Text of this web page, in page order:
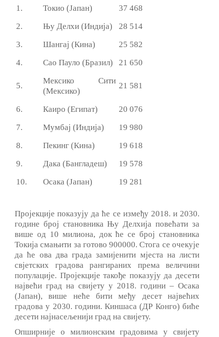
1. Токио (Јапан)
37 468
2.
Њу Делхи (Индија)
28 514
3.
Шангај (Кина)
25 582
4.
Сао Пауло (Бразил) 21 650
5.
Мексико Сити
(Мексико)
21 581
6. Каиро (Египат)
20 076
7.
Мумбај (Индија)
19 980
8.
Пекинг (Кина)
19 618
9.
Дака (Бангладеш)
19 578
10.
Осака (Јапан) 19 281
Пројекције показују да ће се између 2018. и 2030.
године број становника Њу Делхија повећати за
више од 10 милиона, док ће се број становника
Токија смањити за готово 900000. Стога се очекује
да ће ова два града замијенити мјеста на листи
свјетских градова рангираних према величини
популације. Пројекције такође показују да десети
највећи град на свијету у 2018. години ‒ Осака
(Јапан), више неће бити међу десет највећих
градова у 2030. години. Киншаса (ДР Конго) биће
десети најнасељенији град на свијету.
Опширније о милионским градовима у свијету